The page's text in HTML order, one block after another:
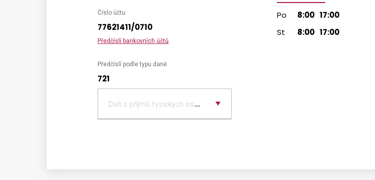
Číslo účtu
77621411/0710
Předčíslí bankovních účtů
Předčíslí podle typu daně
721
typDaň z příjmů fyzických osob podávajících přiznání
Po 8:00 17:00
St
8:00 17:00